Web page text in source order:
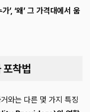
가’, ‘왜’ 그 가격대에서 움
착법
와는 다른 몇 가지 특징